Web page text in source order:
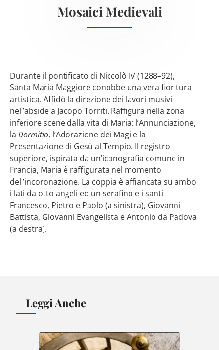
Mosaici Medievali
Durante il pontificato di Niccolò IV (1288–92),
Santa Maria Maggiore conobbe una vera fioritura
artistica. Affidò la direzione dei lavori musivi
nell’abside a Jacopo Torriti. Raffigura nella zona
inferiore scene dalla vita di Maria: l’Annunciazione,
la Dormitio, l’Adorazione dei Magi e la
Presentazione di Gesù al Tempio. Il registro
superiore, ispirata da un’iconografia comune in
Francia, Maria è raffigurata nel momento
dell’incoronazione. La coppia è affiancata su ambo
i lati da otto angeli ed un serafino e i santi
Francesco, Pietro e Paolo (a sinistra), Giovanni
Battista, Giovanni Evangelista e Antonio da Padova
(a destra).
Leggi Anche